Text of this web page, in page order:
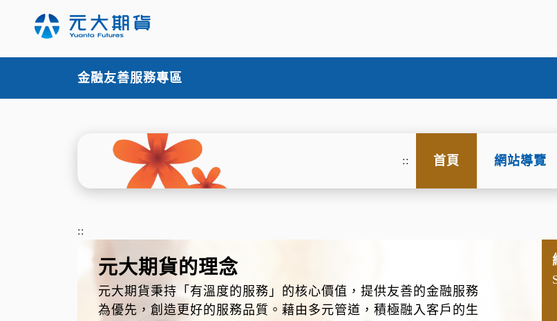
要
金融友善服務專區
:: 首頁 網站導覽
::
元大期貨的理念
元大期貨秉持「有溫度的服務」的核心價值，提供友善的金融服務
為優先，創造更好的服務品質。藉由多元管道，積極融入客戶的生